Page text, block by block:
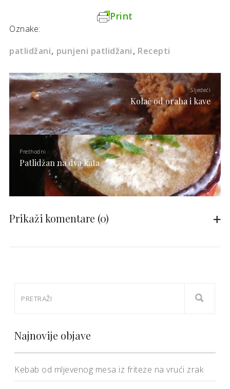
Print
Oznake:
patlidžani punjeni patlidžani Recepti
Sljedeći
Kolač od oraha i kave
Prethodni
Patlidžan na dva kata
Prikaži komentare (0)
Najnovije objave
Kebab od mljevenog mesa iz friteze na vrući zrak